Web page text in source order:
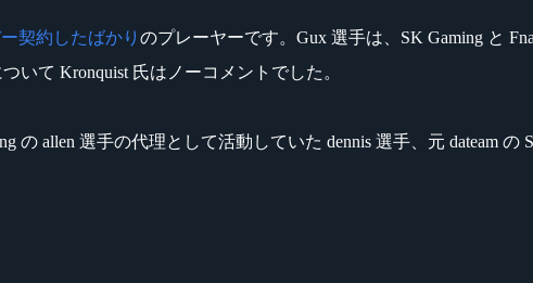
契約したばかり のプレーヤーです。Gux 選手は、SK Gaming と
いて Kronquist 氏はノーコメントでした。
allen 選手の代理として活動していた dennis 選手、元 dateam